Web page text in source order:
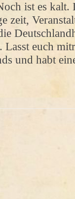
ist es kalt.
zeit,
euch
und habt